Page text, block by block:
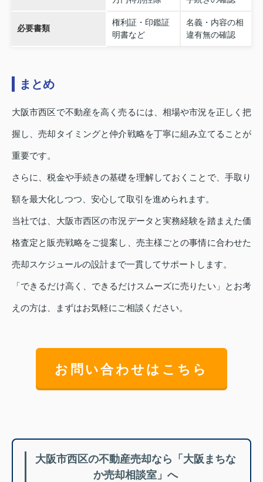
必要書類
権利証・印鑑証
明書など
名義・内容の相
違有無の確認
まとめ
大阪市西区で不動産を高く売るには、相場や市況を正しく把
握し、売却タイミングと仲介戦略を丁寧に組み立てることが
重要です。
さらに、税金や手続きの基礎を理解しておくことで、手取り
額を最大化しつつ、安心して取引を進められます。
当社では、大阪市西区の市況データと実務経験を踏まえた価
格査定と販売戦略をご提案し、売主様ごとの事情に合わせた
売却スケジュールの設計まで一貫してサポートします。
「できるだけ高く、できるだけスムーズに売りたい」とお考
えの方は、まずはお気軽にご相談ください。
お問い合わせはこちら
大阪市西区の不動産売却なら「大阪まちな
か売却相談室」へ